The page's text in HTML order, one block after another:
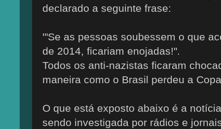
declarado a seguinte frase:
'"Se as pessoas soubessem o que
de 2014, ficariam enojadas!".
Todos os anti-nazistas ficaram
maneira como o Brasil perdeu a
O que está exposto abaixo é a
sendo investigada por rádios e